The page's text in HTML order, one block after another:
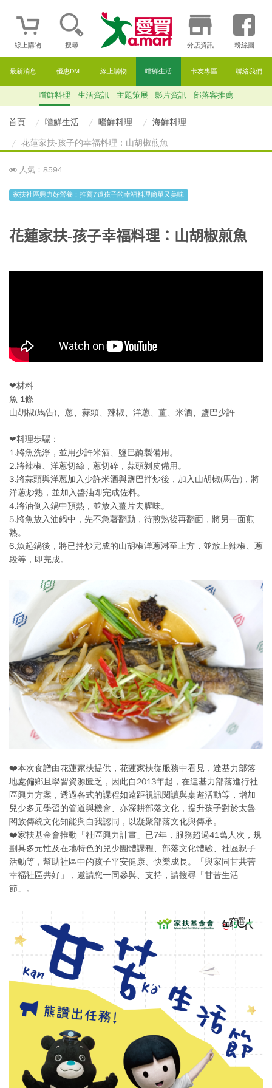
線上購物 搜尋 分店資訊 粉絲團
最新消息 優惠DM 線上購物 嚐鮮生活 卡友專區 聯絡我們
嚐鮮料理 生活資訊 主題策展 影片資訊 部落客推薦
首頁 嚐鮮生活 嚐鮮料理
海鮮料理
花蓮家扶-孩子的幸福料理：山胡椒煎魚
人氣：8594
家扶社區興力好營養：推薦7道孩子的幸福料理簡單又美味
花蓮家扶-孩子幸福料理： 山胡椒煎魚
❤材料
魚 1條
山胡椒(馬告)、蔥、蒜頭、辣椒、洋蔥、薑、米酒、鹽巴少許
❤料理步驟：
1.將魚洗淨，並用少許米酒、鹽巴醃製備用。
2.將辣椒、洋蔥切絲，蔥切碎，蒜頭剝皮備用。
3.將蒜頭與洋蔥加入少許米酒與鹽巴拌炒後，加入山胡椒(馬告)，將
洋蔥炒熟，並加入醬油即完成佐料。
4.將油倒入鍋中預熱，並放入薑片去腥味。
5.將魚放入油鍋中，先不急著翻動，待煎熟後再翻面，將另一面煎
熟。
6.魚起鍋後，將已拌炒完成的山胡椒洋蔥淋至上方，並放上辣椒、蔥
段等，即完成。
❤️本次食譜由花蓮家扶提供，花蓮家扶從服務中看見，達基力部落
地處偏鄉且學習資源匱乏，因此自2013年起，在達基力部落進行社
區興力方案，透過各式的課程如遠距視訊閱讀與桌遊活動等，增加
兒少多元學習的管道與機會、亦深耕部落文化，提升孩子對於太魯
閣族傳統文化知能與自我認同，以凝聚部落文化與傳承。
❤️家扶基金會推動「社區興力計畫」已7年，服務超過41萬人次，規
劃具多元性及在地特色的兒少團體課程、部落文化體驗、社區親子
活動等，幫助社區中的孩子平安健康、快樂成長。「與家同甘共苦
幸福社區共好」，邀請您一同參與、支持，請搜尋「甘苦生活
節」。